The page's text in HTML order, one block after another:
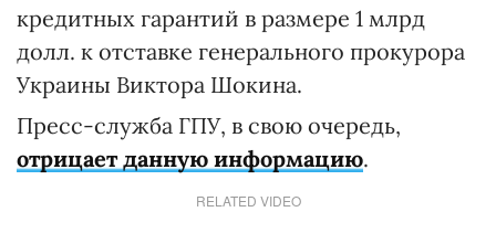
кредитных гарантий в размере 1 млрд
долл. к отставке генерального прокурора
Украины Виктора Шокина.
Пресс-служба ГПУ, в свою очередь,
отрицает данную информацию.
RELATED VIDEO